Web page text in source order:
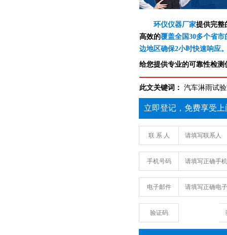
环仪仪器厂家提供完整
高效的覆盖全国30多个省
边地区确保2小时快速响应
给您提供专业的可靠性检测
此文关键词： 汽车淋雨试
立即登记，免费享受
联 系 人
手机号码
电子邮件
验证码